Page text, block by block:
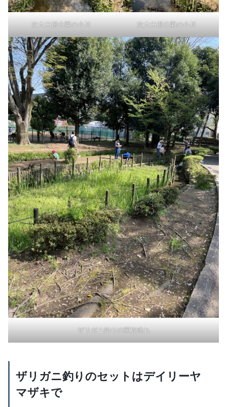
次大夫掘公園の小川 次大夫掘公園の小川
ザリガニ釣りの家族連れ
ザリガニ釣りのセットはデイリーヤ
マザキで